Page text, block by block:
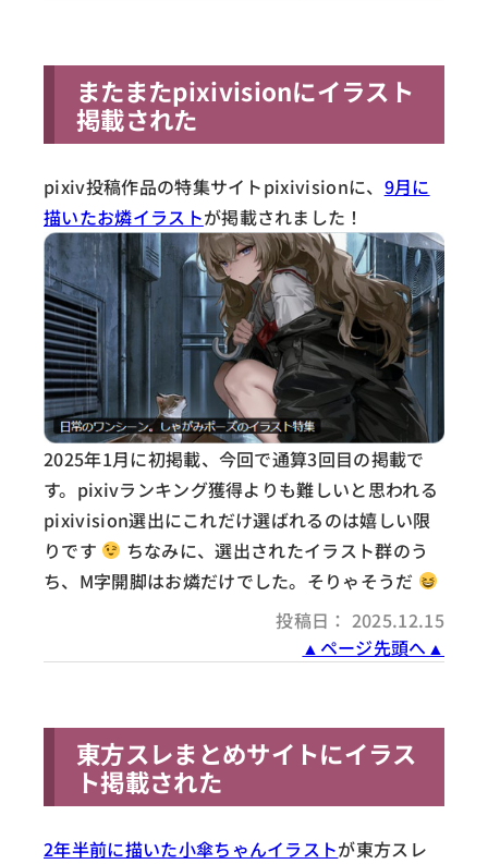
またまたpixivisionにイラスト
掲載された
pixiv投稿作品の特集サイトpixivisionに、 9月に
描いたお燐イラストが掲載されました！
2025年1月に初掲載、今回で通算3回目の掲載で
す。pixivランキング獲得よりも難しいと思われる
pixivision選出にこれだけ選ばれるのは嬉しい限
りです
ちなみに、選出されたイラスト群のう
ち、M字開脚はお燐だけでした。そりゃそうだ
投稿日： 2025.12.15
▲ページ先頭へ▲
東方スレまとめサイトにイラス
ト掲載された
2年半前に描いた小傘ちゃんイラストが東方スレ